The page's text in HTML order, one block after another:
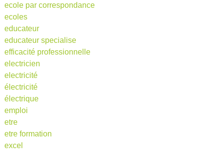
ecole par correspondance
ecoles
educateur
educateur specialise
efficacité professionnelle
electricien
electricité
électricité
électrique
emploi
etre
etre formation
excel